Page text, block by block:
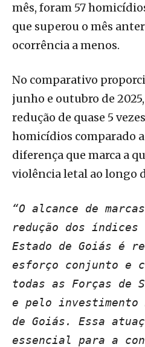
mês, foram 57
que superou o mês
ocorrência a menos.
No comparativo
junho e outubro de
redução de quase 5
homicídios comparado
diferença que marca a
violência letal ao longo
“O alcance de
redução dos
Estado de Goiás é
esforço conjunto e
todas as Forças de
e pelo investimento
de Goiás. Essa
essencial para a